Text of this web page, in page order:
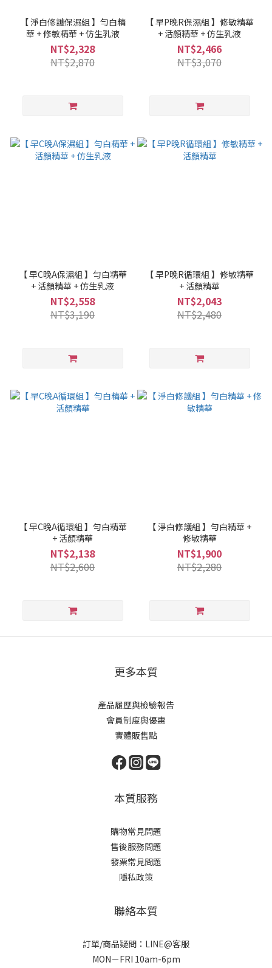
【 淨白修護保濕組 】勻白精
華 + 修敏精華 + 仿生乳液
NT$2,328
NT$2,870
【 早P晚R保濕組 】修敏精華
+ 活顏精華 + 仿生乳液
NT$2,466
NT$3,070
【 早C晚A保濕組 】勻白精華
+ 活顏精華 + 仿生乳液
NT$2,558
NT$3,190
【 早P晚R循環組 】修敏精華
+ 活顏精華
NT$2,043
NT$2,480
【 早C晚A循環組 】勻白精華
+ 活顏精華
NT$2,138
NT$2,600
【 淨白修護組 】勻白精華 +
修敏精華
NT$1,900
NT$2,280
更多本質
產品履歷與檢驗報告
會員制度與優惠
實體販售點
本質服務
購物常見問題
售後服務問題
發票常見問題
隱私政策
聯絡本質
訂單/商品疑問：LINE@客服
MON－FRI 10am-6pm